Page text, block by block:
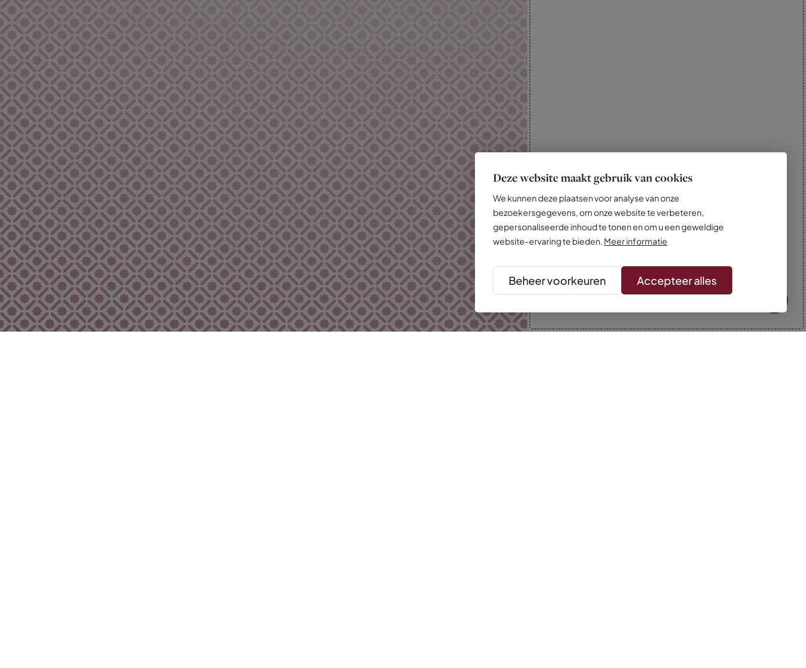
Deze website maakt gebruik van cookies
We kunnen deze plaatsen voor analyse van onze
bezoekersgegevens, om onze website te verbeteren,
gepersonaliseerde inhoud te tonen en om u een geweldige
website-ervaring te bieden. Meer informatie
Beheer voorkeuren Accepteer alles